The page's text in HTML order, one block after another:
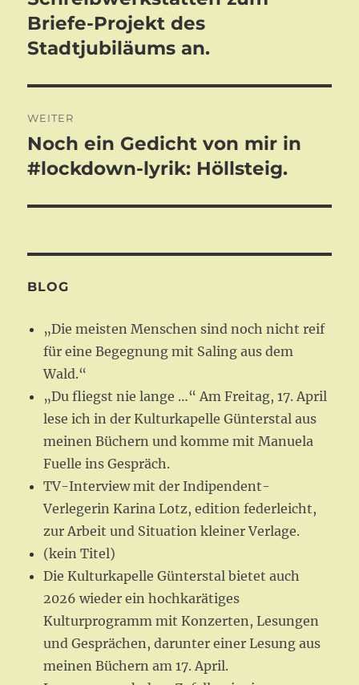
Briefe-Projekt des
Stadtjubiläums an.
WEITER
Nächster
Beitrag:
Noch ein Gedicht von mir in
#lockdown-lyrik: Höllsteig.
BLOG
„Die meisten Menschen sind noch nicht reif
für eine Begegnung mit Saling aus dem
Wald.“
„Du fliegst nie lange …“ Am Freitag, 17. April
lese ich in der Kulturkapelle Günterstal aus
meinen Büchern und komme mit Manuela
Fuelle ins Gespräch.
TV-Interview mit der Indipendent-
Verlegerin Karina Lotz, edition federleicht,
zur Arbeit und Situation kleiner Verlage.
(kein Titel)
Die Kulturkapelle Günterstal bietet auch
2026 wieder ein hochkarätiges
Kulturprogramm mit Konzerten, Lesungen
und Gesprächen, darunter einer Lesung aus
meinen Büchern am 17. April.